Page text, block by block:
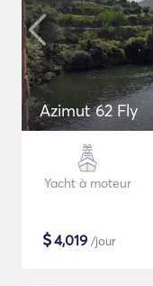
Azimut 62 Fly
Yacht à moteur
$4,019 /jour